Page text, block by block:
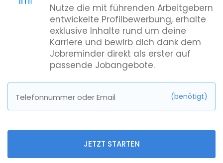
Nutze die mit führenden Arbeitgebern
entwickelte Profilbewerbung, erhalte
exklusive Inhalte rund um deine
Karriere und bewirb dich dank dem
Jobreminder direkt als erster auf
passende Jobangebote.
Telefonnummer oder Email (benötigt)
JETZT STARTEN